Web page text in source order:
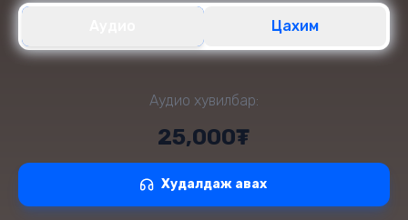
Цахим
Аудио хувилбар:
25,000₮
Худалдаж авах